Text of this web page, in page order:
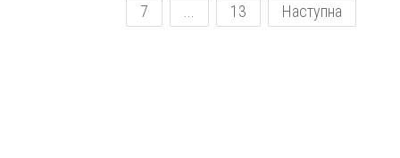
7
13 Наступна